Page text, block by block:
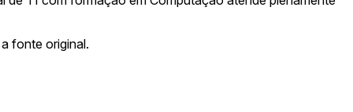
fonte original.